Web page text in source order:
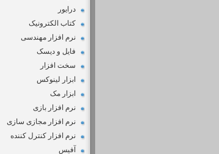
درایور
کتاب الکترونیک
نرم افزار مهندسی
فایل و دیسک
سخت افزار
ابزار لینوکس
ابزار مک
نرم افزار بازی
نرم افزار مجازی سازی
نرم افزار کنترل کننده
آفیس